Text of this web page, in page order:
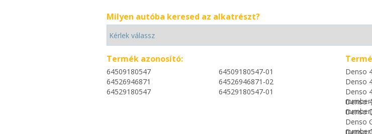
Milyen autóba keresed az alkatrészt?
Termék azonosító:
64509180547
64509180547-01
64526946871
64526946871-02
64529180547
64529180547-01
Denso
Denso
Denso
Denso
Denso
Denso
Denso